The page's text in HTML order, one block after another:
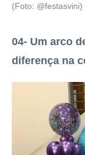
(Foto: @festasvini)
04- Um arco
diferença na